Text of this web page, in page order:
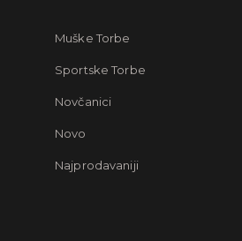
Muške Torbe
Sportske Torbe
Novčanici
Novo
Najprodavaniji